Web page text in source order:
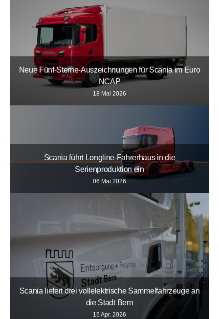
Neue Fünf-Sterne-Auszeichnungen für Scania im Euro
NCAP
18 Mai 2026
Scania führt Longline-Fahrerhaus in die
Serienproduktion ein
06 Mai 2026
Scania liefert drei vollelektrische Sammelfahrzeuge an
die Stadt Bern
15 Apr. 2026